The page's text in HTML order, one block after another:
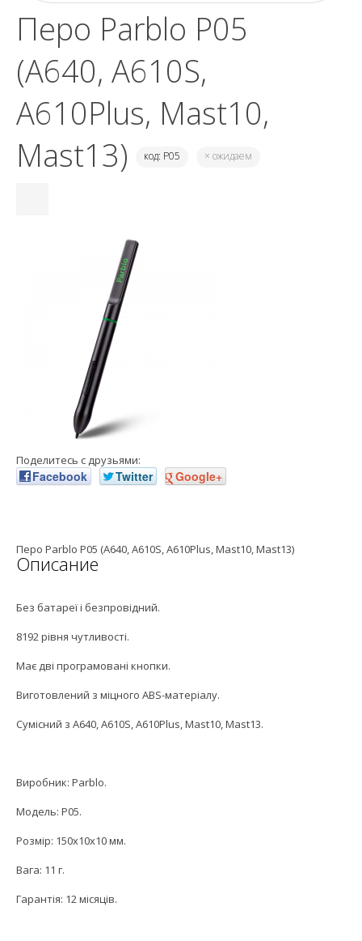
Перо Parblo P05
(A640, A610S,
A610Plus, Mast10,
Mast13)
код: P05 × ожидаем
Поделитесь с друзьями:
Facebook Twitter Google+
Описание
Перо Parblo P05 (A640, A610S, A610Plus, Mast10, Mast13)
Без батареї і безпровідний.
8192 рівня чутливості.
Має дві програмовані кнопки.
Виготовлений з міцного ABS-матеріалу.
Сумісний з A640, A610S, A610Plus, Mast10, Mast13.
Виробник: Parblo.
Модель: P05.
Розмір: 150х10х10 мм.
Вага: 11 г.
Гарантія: 12 місяців.